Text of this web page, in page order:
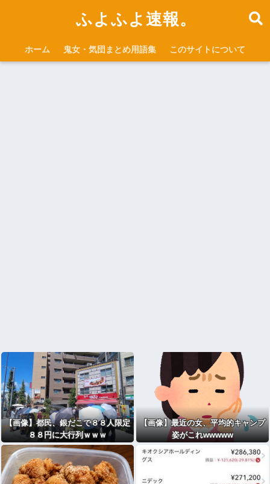
ふよふよ速報。
ホーム 鬼女・気団まとめ用語集 このサイトについて
【画像】都民、銀だこで８８人限定
８８円に大行列ｗｗｗ
【画像】最近の女、平均的キャンプ
姿がこれwwwww